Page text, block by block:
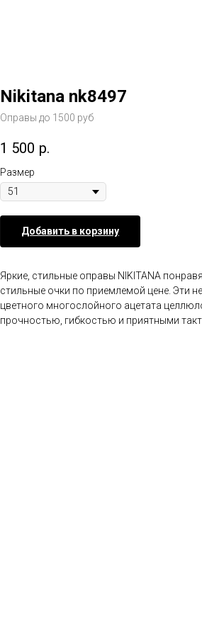
Nikitana nk8497
Оправы до 1500 руб
1 500 р.
Размер
Добавить в корзину
Яркие, стильные оправы NIKITANA
стильные очки по приемлемой цене. Эти
цветного многослойного ацетата
прочностью, гибкостью и приятными